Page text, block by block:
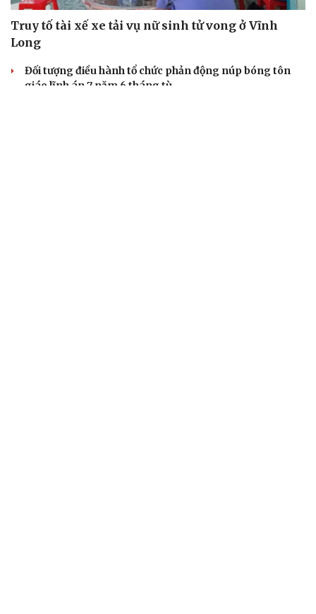
Truy tố tài xế xe tải vụ nữ sinh tử vong ở Vĩnh
Long
Đối tượng điều hành tổ chức phản động núp bóng tôn
giáo lĩnh án 7 năm 6 tháng tù